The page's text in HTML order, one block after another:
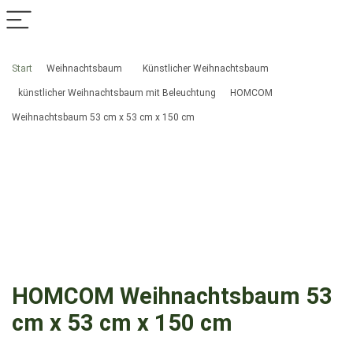
Start Weihnachtsbaum Künstlicher Weihnachtsbaum
künstlicher Weihnachtsbaum mit Beleuchtung HOMCOM
Weihnachtsbaum 53 cm x 53 cm x 150 cm
HOMCOM Weihnachtsbaum 53
cm x 53 cm x 150 cm